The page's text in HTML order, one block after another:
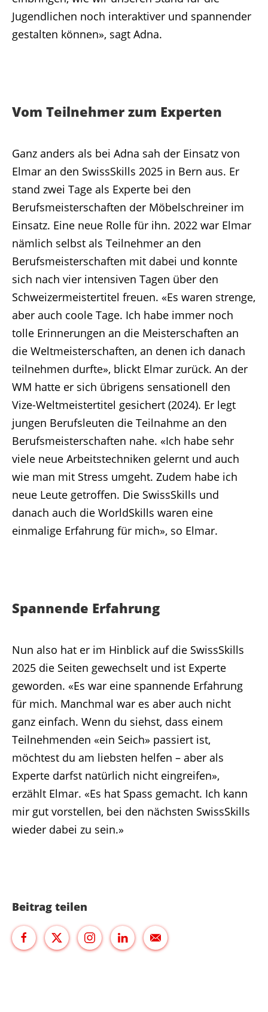
Jugendlichen noch interaktiver und spannender
gestalten können», sagt Adna.
Vom Teilnehmer zum Experten
Ganz anders als bei Adna sah der Einsatz von
Elmar an den SwissSkills 2025 in Bern aus. Er
stand zwei Tage als Experte bei den
Berufsmeisterschaften der Möbelschreiner im
Einsatz. Eine neue Rolle für ihn. 2022 war Elmar
nämlich selbst als Teilnehmer an den
Berufsmeisterschaften mit dabei und konnte
sich nach vier intensiven Tagen über den
Schweizermeistertitel freuen. «Es waren strenge,
aber auch coole Tage. Ich habe immer noch
tolle Erinnerungen an die Meisterschaften an
die Weltmeisterschaften, an denen ich danach
teilnehmen durfte», blickt Elmar zurück. An der
WM hatte er sich übrigens sensationell den
Vize-Weltmeistertitel gesichert (2024). Er legt
jungen Berufsleuten die Teilnahme an den
Berufsmeisterschaften nahe. «Ich habe sehr
viele neue Arbeitstechniken gelernt und auch
wie man mit Stress umgeht. Zudem habe ich
neue Leute getroffen. Die SwissSkills und
danach auch die WorldSkills waren eine
einmalige Erfahrung für mich», so Elmar.
Spannende Erfahrung
Nun also hat er im Hinblick auf die SwissSkills
2025 die Seiten gewechselt und ist Experte
geworden. «Es war eine spannende Erfahrung
für mich. Manchmal war es aber auch nicht
ganz einfach. Wenn du siehst, dass einem
Teilnehmenden «ein Seich» passiert ist,
möchtest du am liebsten helfen – aber als
Experte darfst natürlich nicht eingreifen»,
erzählt Elmar. «Es hat Spass gemacht. Ich kann
mir gut vorstellen, bei den nächsten SwissSkills
wieder dabei zu sein.»
Beitrag teilen